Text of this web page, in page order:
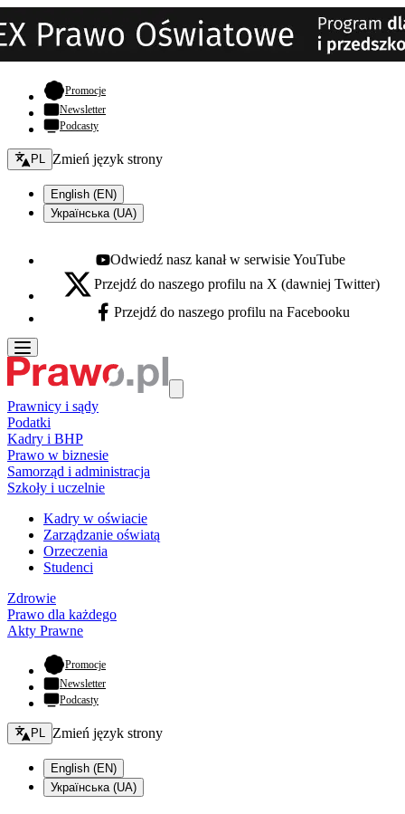
Promocje- otwiera się w nowej karcie
Newsletter
Podcasty
Zmień język - bieżący:
PL Zmień język strony
English (EN)
Українська (UA)
Youtube - otwiera się w nowej karcie
Odwiedź nasz kanał w serwisie YouTube
X - otwiera się w nowej karcie
Przejdź do naszego profilu na X (dawniej Twitter)
Facebook - otwiera się w nowej karcie
Przejdź do naszego profilu na Facebooku
Prawnicy i sądy
Podatki
Kadry i BHP
Prawo w biznesie
Samorząd i administracja
Szkoły i uczelnie
Kadry w oświacie
Zarządzanie oświatą
Orzeczenia
Studenci
Zdrowie
Prawo dla każdego
Akty Prawne
Promocje- otwiera się w nowej karcie
Newsletter
Podcasty
Zmień język - bieżący:
PL Zmień język strony
English (EN)
Українська (UA)